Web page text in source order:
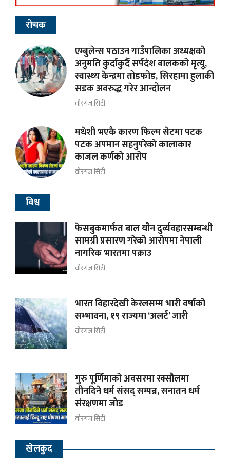
रोचक
एम्बुलेन्स पठाउन गाउँपालिका अध्यक्षकाे
अनुमति कुर्दाकुर्दै सर्पदंश बालकको मृत्यु,
स्वास्थ्य केन्द्रमा तोडफोड, सिरहामा हुलाकी
सडक अवरुद्ध गरेर आन्दोलन
वीरगंज सिटी
मधेशी भएकै कारण फिल्म सेटमा पटक
पटक अपमान सहनुपरेकाे कालाकार
काजल कर्णकाे आरोप
वीरगंज सिटी
विश्व
फेसबुकमार्फत बाल यौन दुर्व्यवहारसम्बन्धी
सामग्री प्रसारण गरेको आरोपमा नेपाली
नागरिक भारतमा पक्राउ
वीरगंज सिटी
भारत विहारदेखी केरलसम्म भारी वर्षाको
सम्भावना, १९ राज्यमा ‘अलर्ट’ जारी
वीरगंज सिटी
गुरु पूर्णिमाको अवसरमा रक्सौलमा
तीनदिने धर्म संसद् सम्पन्न, सनातन धर्म
संरक्षणमा जोड
वीरगंज सिटी
खेलकुद